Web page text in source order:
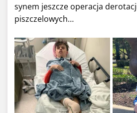
synem jeszcze operacja
piszczelowych…